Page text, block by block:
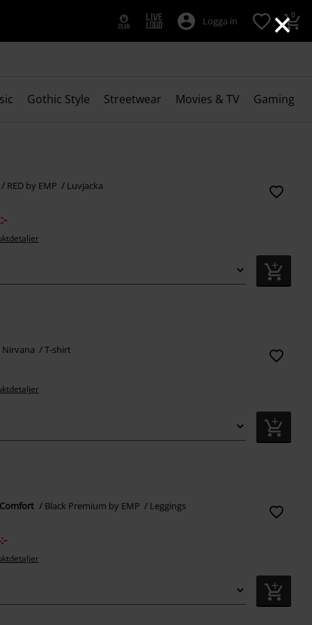
×
Logga in 0
Gothic Style Streetwear Movies & TV Gaming
RED by EMP Luvjacka
Nirvana T-shirt
Black Premium by EMP Leggings